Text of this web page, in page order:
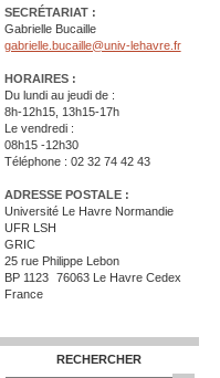
SECRÉTARIAT :
Gabrielle Bucaille
gabrielle.bucaille@univ-lehavre.fr
HORAIRES :
Du lundi au jeudi de :
8h-12h15, 13h15-17h
Le vendredi :
08h15 -12h30
Téléphone : 02 32 74 42 43
ADRESSE POSTALE :
Université Le Havre Normandie
UFR LSH
GRIC
25 rue Philippe Lebon
BP 1123 76063 Le Havre Cedex
France
RECHERCHER